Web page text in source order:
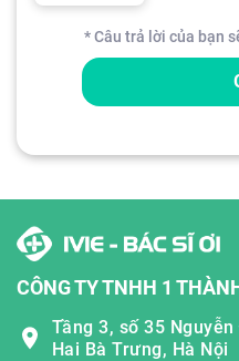
* Câu trả lời của bạn
CÔNG TY TNHH 1
Tầng 3, số 35
Hai Bà Trưng, Hà Nội